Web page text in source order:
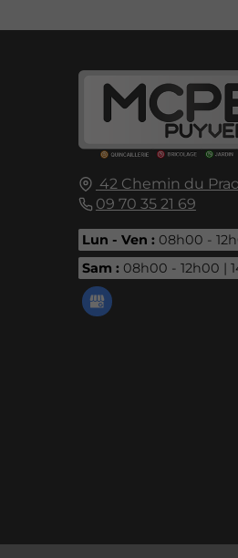
42 Chemin du
09 70 35 21 69
Lun - Ven : 08h00 -
Sam : 08h00 - 12h00 |